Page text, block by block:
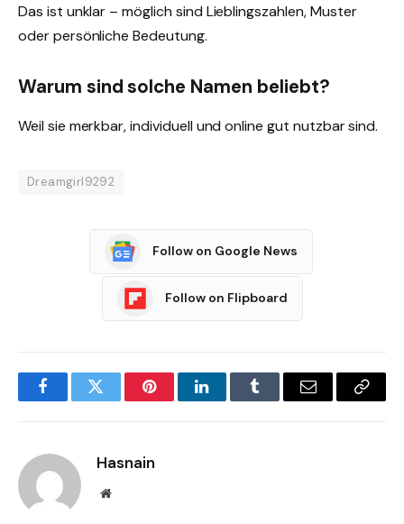
Das ist unklar – möglich sind Lieblingszahlen, Muster
oder persönliche Bedeutung.
Warum sind solche Namen beliebt?
Weil sie merkbar, individuell und online gut nutzbar sind.
Dreamgirl9292
Follow on Google News
Follow on Flipboard
FacebookTwitter PinterestLinkedInTumblr Email
Copy
Hasnain
Website